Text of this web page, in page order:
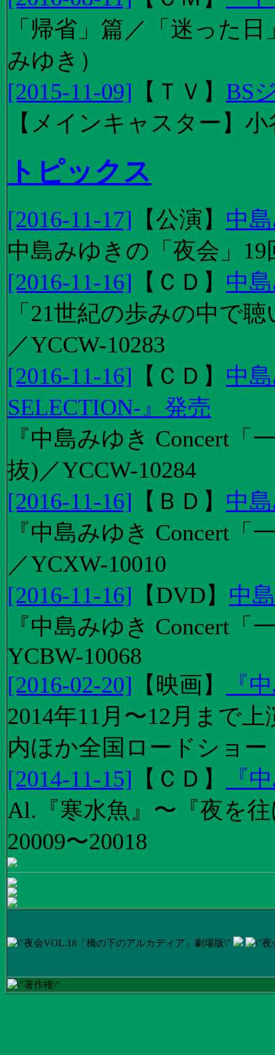
「帰省」篇／「迷った
みゆき）
[2015-11-09] 【 ＴＶ 】 BS
【メインキャスター】
トピックス
[2016-11-17] 【公演 】 中
中島みゆきの「夜会」
[2016-11-16] 【 ＣＤ 】 中
「21世紀の歩みの中で
／YCCW-10283
[2016-11-16] 【 ＣＤ 】 中
SELECTION-』発売
『中島みゆき Concert
抜)／YCCW-10284
[2016-11-16] 【 ＢＤ 】 中
『中島みゆき Concert
／YCXW-10010
[2016-11-16] 【DVD】 中
『中島みゆき Concert
YCBW-10068
[2016-02-20] 【 映画】
『
2014年11月〜12月まで
内ほか全国ロードショー
[2014-11-15] 【 ＣＤ 】
『
Al.『寒水魚』〜『夜を
20009〜20018